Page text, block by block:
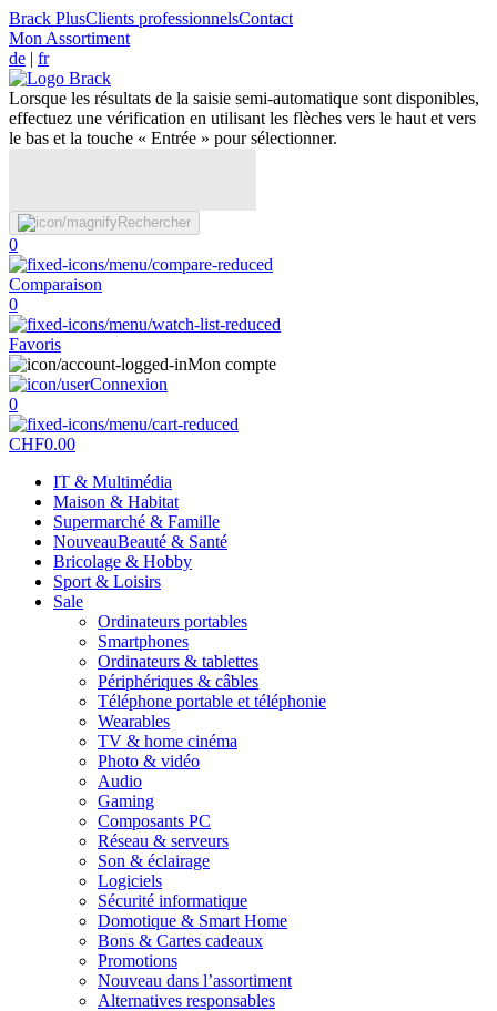
Brack PlusClients professionnelsContact
Mon Assortiment
de | fr
Lorsque les résultats de la saisie semi-automatique sont disponibles,
effectuez une vérification en utilisant les flèches vers le haut et vers
le bas et la touche « Entrée » pour sélectionner.
Rechercher
0
Comparaison
0
Favoris
Mon compte
Connexion
0
CHF0.00
IT & Multimédia
Maison & Habitat
Supermarché & Famille
NouveauBeauté & Santé
Bricolage & Hobby
Sport & Loisirs
Sale
Ordinateurs portables
Smartphones
Ordinateurs & tablettes
Périphériques & câbles
Téléphone portable et téléphonie
Wearables
TV & home cinéma
Photo & vidéo
Audio
Gaming
Composants PC
Réseau & serveurs
Son & éclairage
Logiciels
Sécurité informatique
Domotique & Smart Home
Bons & Cartes cadeaux
Promotions
Nouveau dans l’assortiment
Alternatives responsables